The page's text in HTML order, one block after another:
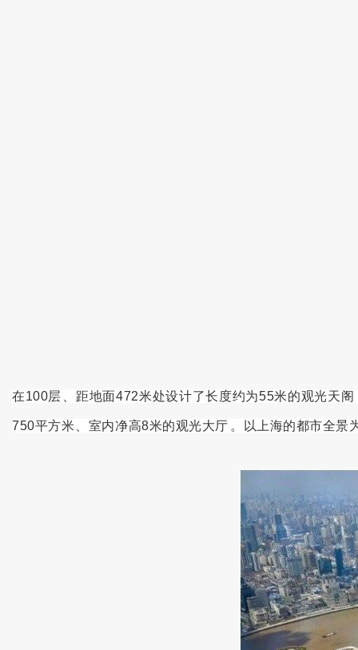
在100层、距地面472米处设计了长度约为55米的观光天阁
750平方米、室内净高8米的观光大厅。以上海的都市全景